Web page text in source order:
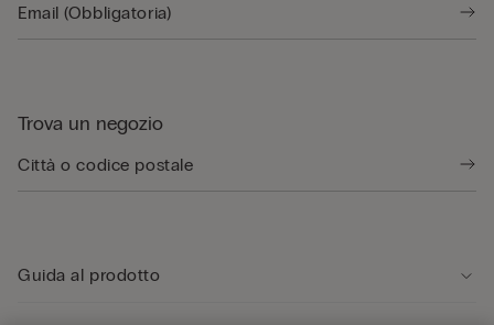
Trova un negozio
Guida al prodotto